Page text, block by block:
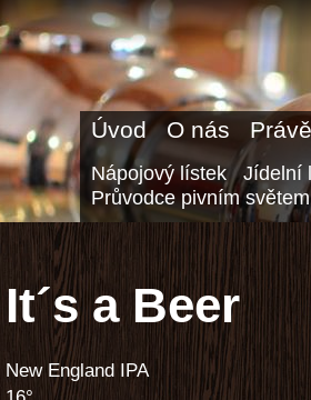
Úvod O nás
Nápojový lístek
Jídelní
Průvodce pivním světem
a Beer
New England IPA